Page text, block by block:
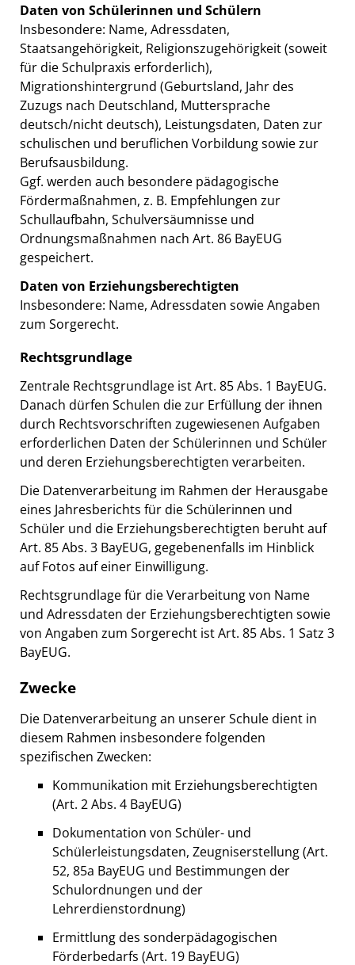
Daten von Schülerinnen und Schülern
Insbesondere: Name, Adressdaten,
Staatsangehörigkeit, Religionszugehörigkeit (soweit
für die Schulpraxis erforderlich),
Migrationshintergrund (Geburtsland, Jahr des
Zuzugs nach Deutschland, Muttersprache
deutsch/nicht deutsch), Leistungsdaten, Daten zur
schulischen und beruflichen Vorbildung sowie zur
Berufsausbildung.
Ggf. werden auch besondere pädagogische
Fördermaßnahmen, z. B. Empfehlungen zur
Schullaufbahn, Schulversäumnisse und
Ordnungsmaßnahmen nach Art. 86 BayEUG
gespeichert.
Daten von Erziehungsberechtigten
Insbesondere: Name, Adressdaten sowie Angaben
zum Sorgerecht.
Rechtsgrundlage
Zentrale Rechtsgrundlage ist Art. 85 Abs. 1 BayEUG.
Danach dürfen Schulen die zur Erfüllung der ihnen
durch Rechtsvorschriften zugewiesenen Aufgaben
erforderlichen Daten der Schülerinnen und Schüler
und deren Erziehungsberechtigten verarbeiten.
Die Datenverarbeitung im Rahmen der Herausgabe
eines Jahresberichts für die Schülerinnen und
Schüler und die Erziehungsberechtigten beruht auf
Art. 85 Abs. 3 BayEUG, gegebenenfalls im Hinblick
auf Fotos auf einer Einwilligung.
Rechtsgrundlage für die Verarbeitung von Name
und Adressdaten der Erziehungsberechtigten sowie
von Angaben zum Sorgerecht ist Art. 85 Abs. 1 Satz 3
BayEUG.
Zwecke
Die Datenverarbeitung an unserer Schule dient in
diesem Rahmen insbesondere folgenden
spezifischen Zwecken:
Kommunikation mit Erziehungsberechtigten
(Art. 2 Abs. 4 BayEUG)
Dokumentation von Schüler- und
Schülerleistungsdaten, Zeugniserstellung (Art.
52, 85a BayEUG und Bestimmungen der
Schulordnungen und der
Lehrerdienstordnung)
Ermittlung des sonderpädagogischen
Förderbedarfs (Art. 19 BayEUG)